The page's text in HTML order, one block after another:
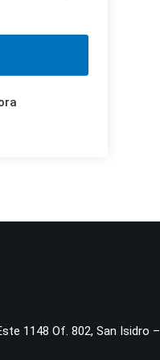
1148 Of. 802, San Isidro